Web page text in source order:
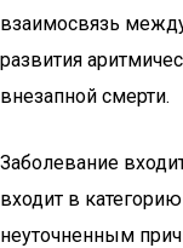
взаимосвязь
развития
внезапной смерти.
Заболевание
входит в
неуточненным